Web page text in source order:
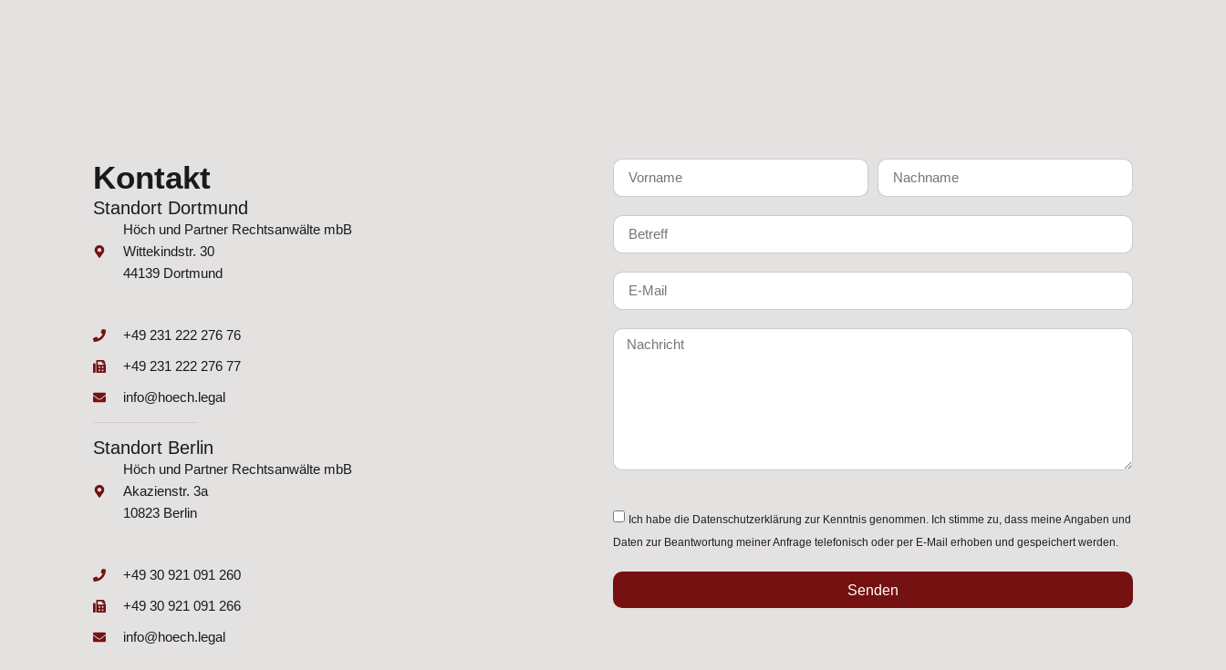
Kontakt
Standort Dortmund
Höch und Partner Rechtsanwälte mbB
Wittekindstr. 30
44139 Dortmund
+49 231 222 276 76
+49 231 222 276 77
info@hoech.legal
Standort Berlin
Höch und Partner Rechtsanwälte mbB
Akazienstr. 3a
10823 Berlin
+49 30 921 091 260
+49 30 921 091 266
info@hoech.legal
Ich habe die Datenschutzerklärung zur Kenntnis genommen. Ich stimme zu, dass meine Angaben und
Daten zur Beantwortung meiner Anfrage telefonisch oder per E-Mail erhoben und gespeichert werden.
Senden